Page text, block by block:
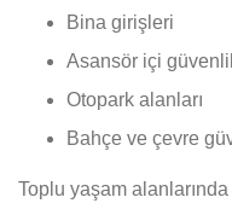
Bina girişleri
Asansör içi
Otopark alanları
Bahçe ve çevre
Toplu yaşam